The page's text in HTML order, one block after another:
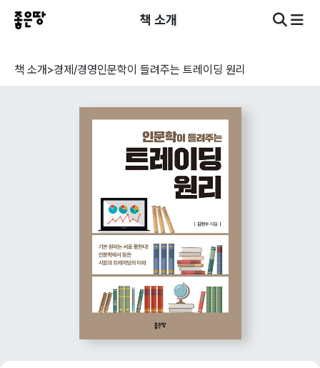
책 소개
책 소개>경제/경영인문학이 들려주는 트레이딩 원리